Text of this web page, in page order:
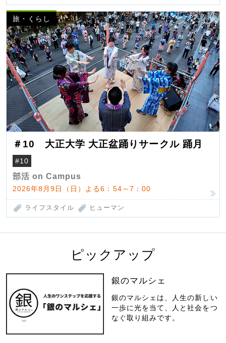
旅・くらし
＃10 大正大学 大正盆踊りサークル 踊月
#10
部活 on Campus
2026年8月9日（日）よる6：54～7：00
ライフスタイル ヒューマン
ピックアップ
銀のマルシェ
銀のマルシェは、人生の新しい
一歩に光を当て、人と社会をつ
なぐ取り組みです。